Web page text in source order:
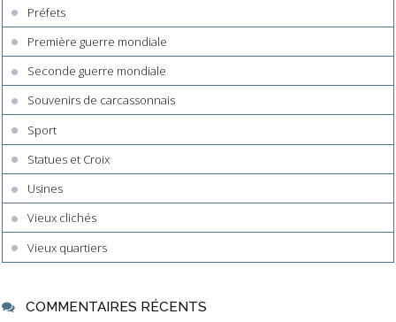
Préfets
Première guerre mondiale
Seconde guerre mondiale
Souvenirs de carcassonnais
Sport
Statues et Croix
Usines
Vieux clichés
Vieux quartiers
COMMENTAIRES RÉCENTS